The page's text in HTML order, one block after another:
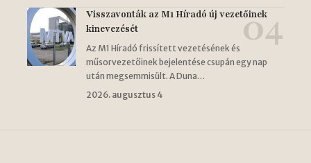
Visszavonták az M1 Híradó új vezetőinek
kinevezését
Az M1 Híradó frissített vezetésének és
műsorvezetőinek bejelentése csupán egy nap
után megsemmisült. A Duna…
2026. augusztus 4